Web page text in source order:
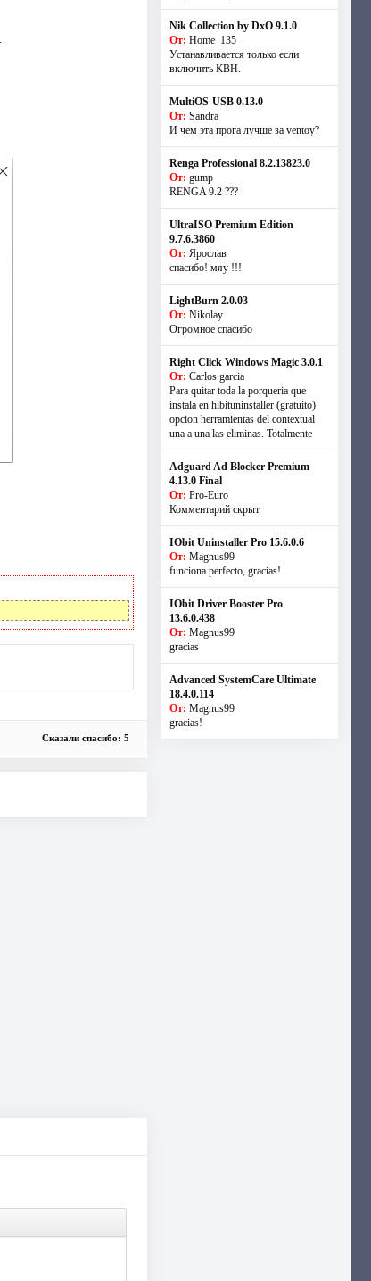
Сказали спасибо: 5
Nik Collection by DxO 9.1.0
От: Home_135
Устанавливается только если
включить КВН.
MultiOS-USB 0.13.0
От: Sandra
И чем эта прога лучше за ventoy?
Renga Professional 8.2.13823.0
От: gump
RENGA 9.2 ???
UltraISO Premium Edition
9.7.6.3860
От: Ярослав
спасибо! мяу !!!
LightBurn 2.0.03
От: Nikolay
Огромное спасибо
Right Click Windows Magic 3.0.1
От: Carlos garcia
Para quitar toda la porqueria que
instala en hibituninstaller (gratuito)
opcion herramientas del contextual
una a una las eliminas. Totalmente
Adguard Ad Blocker Premium
4.13.0 Final
От: Pro-Euro
Комментарий скрыт
IObit Uninstaller Pro 15.6.0.6
От: Magnus99
funciona perfecto, gracias!
IObit Driver Booster Pro
13.6.0.438
От: Magnus99
gracias
Advanced SystemCare Ultimate
18.4.0.114
От: Magnus99
gracias!